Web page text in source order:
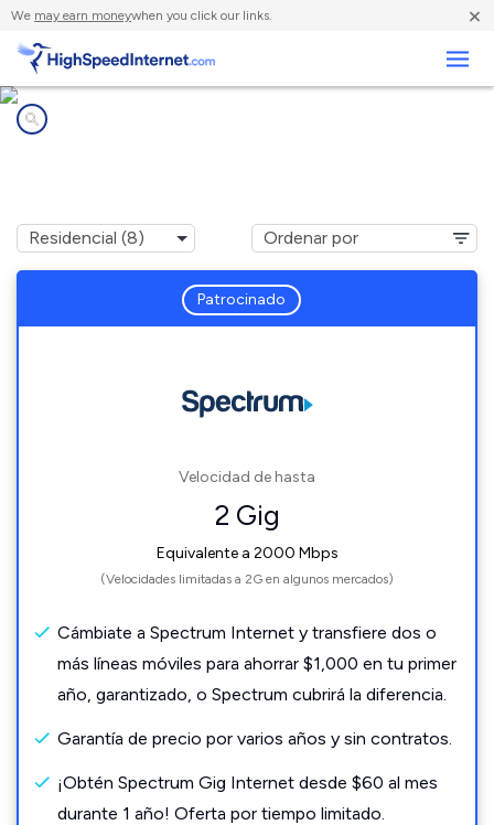
We may earn moneywhen you click our links. ×
Patrocinado
Velocidad de hasta
2 Gig
Equivalente a 2000 Mbps
(Velocidades limitadas a 2G en algunos mercados)
Cámbiate a Spectrum Internet y transfiere dos o
más líneas móviles para ahorrar $1,000 en tu primer
año, garantizado, o Spectrum cubrirá la diferencia.
Garantía de precio por varios años y sin contratos.
¡Obtén Spectrum Gig Internet desde $60 al mes
durante 1 año! Oferta por tiempo limitado.